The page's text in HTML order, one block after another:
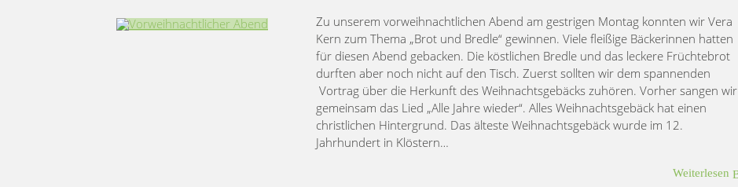
Zu unserem vorweihnachtlichen Abend am gestrigen Montag konnten wir Vera
Kern zum Thema „Brot und Bredle“ gewinnen. Viele fleißige Bäckerinnen hatten
für diesen Abend gebacken. Die köstlichen Bredle und das leckere Früchtebrot
durften aber noch nicht auf den Tisch. Zuerst sollten wir dem spannenden
Vortrag über die Herkunft des Weihnachtsgebäcks zuhören. Vorher sangen wir
gemeinsam das Lied „Alle Jahre wieder“. Alles Weihnachtsgebäck hat einen
christlichen Hintergrund. Das älteste Weihnachtsgebäck wurde im 12.
Jahrhundert in Klöstern…
Weiterlesen